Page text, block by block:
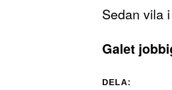
Sedan vila
Galet
DELA: